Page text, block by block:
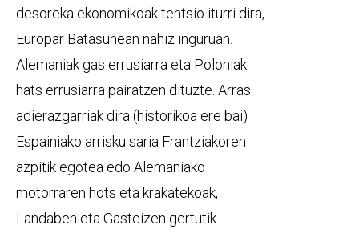
desoreka ekonomikoak tentsio iturri dira,
Europar Batasunean nahiz inguruan.
Alemaniak gas errusiarra eta Poloniak
hats errusiarra pairatzen dituzte. Arras
adierazgarriak dira (historikoa ere bai)
Espainiako arrisku saria Frantziakoren
azpitik egotea edo Alemaniako
motorraren hots eta krakatekoak,
Landaben eta Gasteizen gertutik